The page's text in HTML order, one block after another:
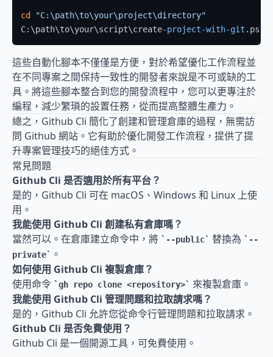
cd
"C:\path\to\your\project\directory"
C:\path\to\your\script\create-project-with-git .ps1
這些自動化腳本不僅僅是方便，對於希望優化工作流程並
在不同專案之間保持一致性的開發者來說是不可或缺的工
具。將這些腳本整合到您的開發流程中，您可以更專注於
編程，減少繁瑣的設置任務，從而提高整體生產力。
總之，Github Cli 簡化了創建和管理倉庫的過程，無需訪
問 Github 網站。它有助於優化開發工作流程，提供了提
升專案管理技巧的絕佳方式。
常見問題
Github Cli 是否適用於所有平台？
是的，Github Cli 可在 macOS、Windows 和 Linux 上使
用。
我能使用 Github Cli 創建私有倉庫嗎？
當然可以。在倉庫建立命令中，將
--public 替換為
--
private
。
如何使用 Github Cli 複製倉庫？
使用命令
gh repo clone <repository>
來複製倉庫。
我能使用 Github Cli 管理問題和拉取請求嗎？
是的，Github Cli 允許您從命令行管理問題和拉取請求。
Github Cli 是否免費使用？
Github Cli 是一個開源工具，可免費使用。